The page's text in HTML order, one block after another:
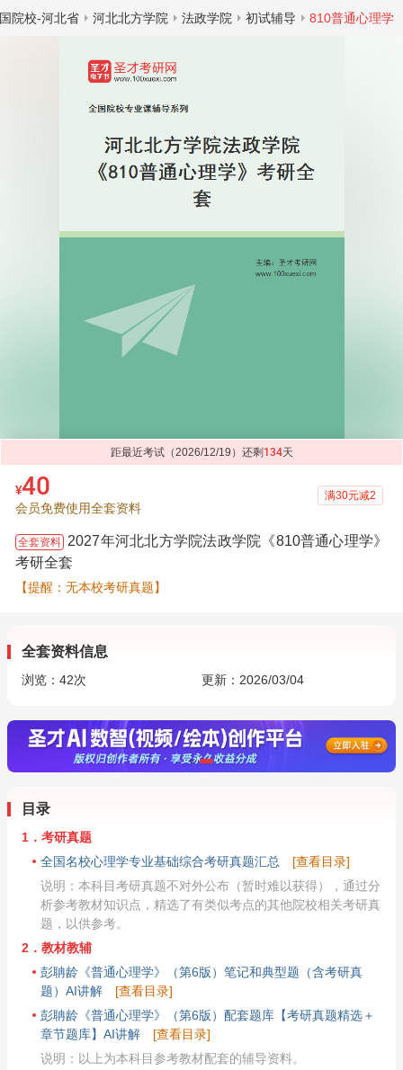
院校-河北省 河北北方学院 法政学院 初试辅导 810普通心理学
距最近考试（2026/12/19）还剩 134天
¥40
会员免费使用全套资料
满30元减2
全套资料 2027年河北北方学院法政学院《810普通心理学》
考研全套
【提醒：无本校考研真题】
全套资料信息
浏览： 42次 更新：2026/03/04
目录
1．考研真题
全国名校心理学专业基础综合考研真题汇总
[查看目录]
说明：本科目考研真题不对外公布（暂时难以获得），通过分
析参考教材知识点，精选了有类似考点的其他院校相关考研真
题，以供参考。
2．教材教辅
彭聃龄《普通心理学》（第6版）笔记和典型题（含考研真
题）AI讲解
[查看目录]
彭聃龄《普通心理学》（第6版）配套题库【考研真题精选＋
章节题库】AI讲解
[查看目录]
说明：以上为本科目参考教材配套的辅导资料。